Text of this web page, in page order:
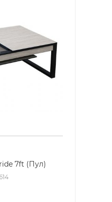
7ft (Пул)